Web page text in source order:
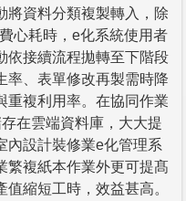
將資料分類複製轉入，除
心耗時，e化系統使用者
依接續流程拋轉至下階段
率、表單修改再製需時降
重複利用率。在協同作業
在雲端資料庫，大大提
內設計裝修業e化管理系
繁複紙本作業外更可提髙
縮短工時，效益甚高。